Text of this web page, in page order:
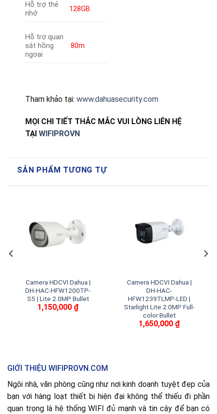
Hỗ trợ thẻ
nhớ
128GB
Hỗ trợ quan
sát hồng
ngoại
80m
Tham khảo tại: www.dahuasecurity.com
MỌI CHI TIẾT THẮC MẮC VUI LÒNG LIÊN HỆ
TẠI WIFIPROVN
SẢN PHẨM TƯƠNG TỰ
Camera HDCVI Dahua |
DH-HAC-HFW1200TP-
S5 | Lite 2.0MP Bullet
1,150,000 ₫
Camera HDCVI Dahua |
DH-HAC-
HFW1239TLMP-LED |
Starlight Lite 2.0MP Full-
color Bullet
1,650,000 ₫
GIỚI THIỆU WIFIPROVN.COM
Ngôi nhà, văn phòng cũng như nơi kinh doanh tuyệt đẹp của
bạn với hàng loạt thiết bị hiện đại không thể thiếu đi phần
quan trọng là hệ thống WIFI đủ mạnh và tin cậy để bạn có